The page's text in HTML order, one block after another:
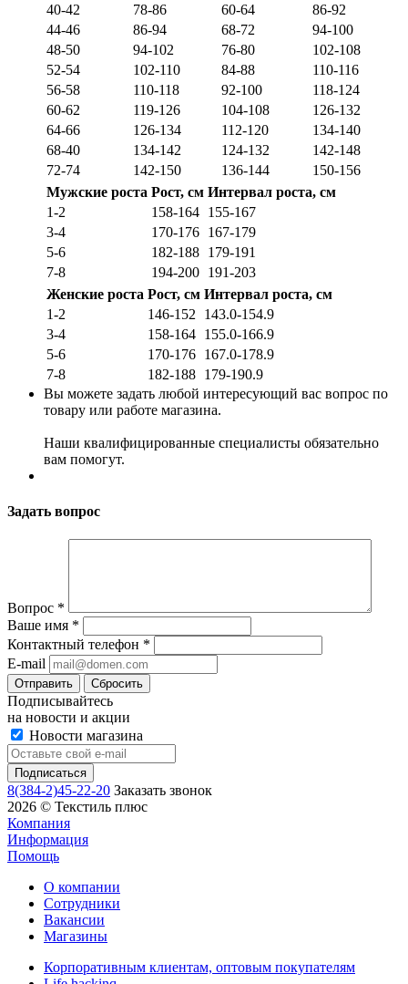
40-42
78-86 60-64
86-92
44-46
86-94 68-72
94-100
48-50
94-102 76-80
102-108
52-54
102-110 84-88
110-116
56-58
110-118 92-100
118-124
60-62
119-126 104-108
126-132
64-66
126-134 112-120
134-140
68-40
134-142 124-132
142-148
72-74
142-150 136-144
150-156
Мужские роста Рост, см Интервал роста, см
1-2
158-164 155-167
3-4
170-176 167-179
5-6
182-188 179-191
7-8
194-200 191-203
Женские роста Рост, см Интервал роста, см
1-2
146-152
143.0-154.9
3-4
158-164 155.0-166.9
5-6
170-176 167.0-178.9
7-8
182-188 179-190.9
Вы можете задать любой интересующий вас вопрос по
товару или работе магазина.
Наши квалифицированные специалисты обязательно
вам помогут.
Задать вопрос
Вопрос *
Ваше имя *
Контактный телефон *
E-mail
Сбросить
Подписывайтесь
на новости и акции
Новости магазина
8(384-2)45-22-20 Заказать звонок
2026 © Текстиль плюс
Компания
Информация
Помощь
О компании
Сотрудники
Вакансии
Магазины
Корпоративным клиентам, оптовым покупателям